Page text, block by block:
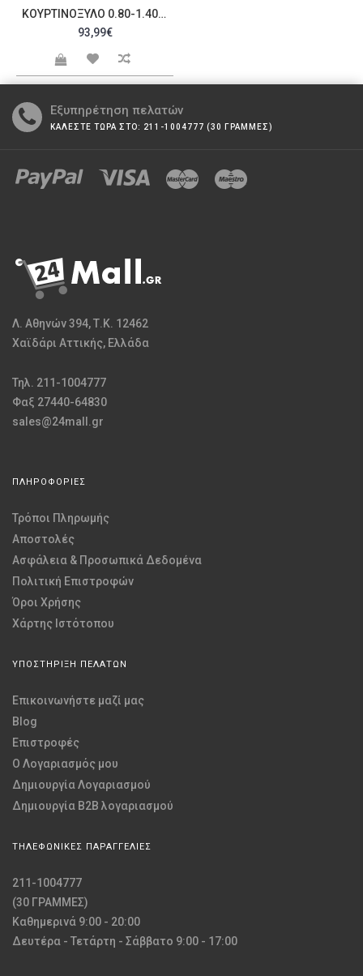
ΚΟΥΡΤΙΝΌΞΥΛΟ 0.80-1.40M ΜΟΝΌ ΑΣΗΜΊ C21881
93,99€
Εξυπηρέτηση πελατών
ΚΑΛΕΣΤΕ ΤΩΡΑ ΣΤΟ: 211-1004777 (30 ΓΡΑΜΜΕΣ)
Λ. Αθηνών 394, Τ.Κ. 12462
Χαϊδάρι Αττικής, Ελλάδα
Τηλ. 211-1004777
Φαξ 27440-64830
sales@24mall.gr
ΠΛΗΡΟΦΟΡΙΕΣ
Τρόποι Πληρωμής
Αποστολές
Ασφάλεια & Προσωπικά Δεδομένα
Πολιτική Επιστροφών
Όροι Χρήσης
Χάρτης Ιστότοπου
ΥΠΟΣΤΗΡΙΞΗ ΠΕΛΑΤΩΝ
Επικοινωνήστε μαζί μας
Blog
Επιστροφές
O Λογαριασμός μου
Δημιουργία Λογαριασμού
Δημιουργία B2B λογαριασμού
ΤΗΛΕΦΩΝΙΚΕΣ ΠΑΡΑΓΓΕΛΙΕΣ
211-1004777
(30 ΓΡΑΜΜΕΣ)
Καθημερινά 9:00 - 20:00
Δευτέρα - Τετάρτη - Σάββατο 9:00 - 17:00